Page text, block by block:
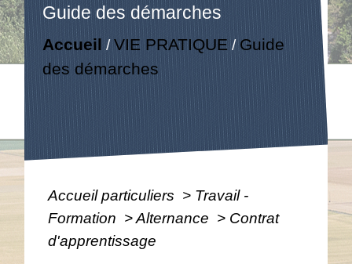
Guide des démarches
Accueil /VIE PRATIQUE / Guide
des démarches
Accueil particuliers > Travail -
Formation >Alternance > Contrat
d'apprentissage